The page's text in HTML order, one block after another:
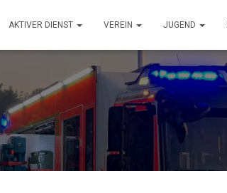
AKTIVER DIENST VEREIN JUGEND